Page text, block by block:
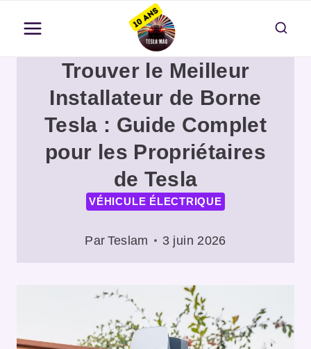
contenu Trouver le Meilleur
Installateur de Borne
Tesla : Guide Complet
pour les Propriétaires
de Tesla
VÉHICULE ÉLECTRIQUE
Par Teslam 3 juin 2026